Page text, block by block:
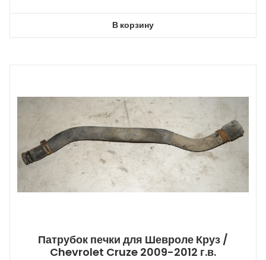
В корзину
Патрубок печки для Шевроле Круз /
Chevrolet Cruze 2009-2012 г.в.